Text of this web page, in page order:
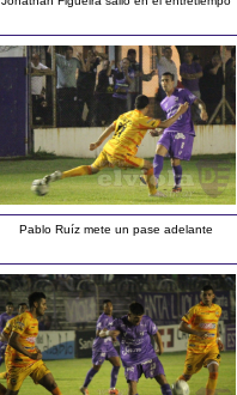
Pablo Ruíz mete un pase adelante